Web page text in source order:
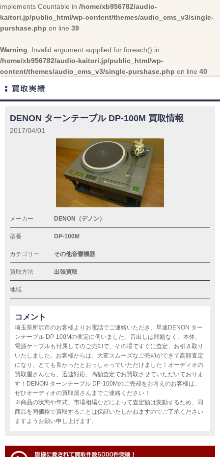
implements Countable in /home/xb956782/audio-
kaitori.jp/public_html/wp-content/themes/audio_cms_v3/single-
purshase.php on line 39
Warning: Invalid argument supplied for foreach() in
/home/xb956782/audio-kaitori.jp/public_html/wp-
content/themes/audio_cms_v3/single-purshase.php on line 40
DENON ターンテーブル DP-100M 買取情報
2017/04/01
メーカー DENON（デノン）
型番 DP-100M
カテゴリー その他音響機器
買取方法 出張買取
地域
コメント
埼玉県所沢市のお客様よりお電話でご連絡いただき、早速DENON ター
ンテーブル DP-100Mの査定に伺いました。音出しは問題なく、本体、
電源ケーブルも付属してのご売却で、その場ですぐに査定、お引き取り
いたしました。お客様からは、大変スムーズなご売却ができて高額査定
になり、とても良かったとおっしゃっていただけました！オーディオの
買取屋さんなら、迅速対応、高額査定でお買取させていただいておりま
す！DENON ターンテーブル DP-100Mのご売却をお考えのお客様は、
ぜひオーディオの買取屋さんまでご連絡ください！
※商品の状態や年式、市場相場などによって査定額は変動するため、同
商品を同価格で買取することは保証いたしかねますのでご了承ください
ますようお願い申し上げます。